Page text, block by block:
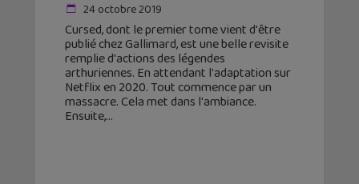
24 octobre 2019
Cursed, dont le premier tome vient d'être
publié chez Gallimard, est une belle revisite
remplie d'actions des légendes
arthuriennes. En attendant l'adaptation sur
Netflix en 2020. Tout commence par un
massacre. Cela met dans l'ambiance.
Ensuite,